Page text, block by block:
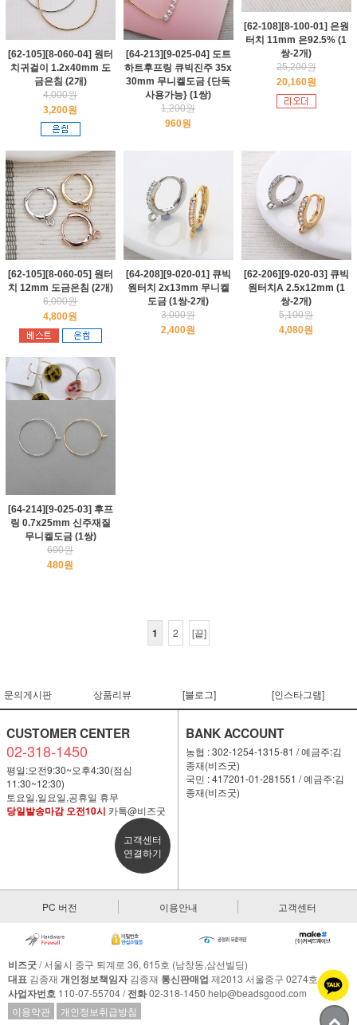
[62-105][8-060-04] 원터
치귀걸이 1.2x40mm 도
금은침 (2개)
4,000원
3,200원
[64-213][9-025-04] 도트
하트후프링 큐빅진주 35x
30mm 무니켈도금 {단독
사용가능} (1쌍)
1,200원
960원
[62-108][8-100-01] 은원
터치 11mm 은92.5% (1
쌍-2개)
25,200원
20,160원
[62-105][8-060-05] 원터
치 12mm 도금은침 (2개)
6,000원
4,800원
[64-208][9-020-01] 큐빅
원터치 2x13mm 무니켈
도금 (1쌍-2개)
3,000원
2,400원
[62-206][9-020-03] 큐빅
원터치A 2.5x12mm (1
쌍-2개)
5,100원
4,080원
[64-214][9-025-03] 후프
링 0.7x25mm 신주재질
무니켈도금 (1쌍)
600원
480원
1 2 [끝]
문의게시판 상품리뷰 [블로그] [인스타그램]
CUSTOMER CENTER
02-318-1450
평일:오전9:30~오후4:30(점심
11:30~12:30)
토요일,일요일,공휴일 휴무
당일발송마감 오전10시 카톡@비즈굿
고객센터
연결하기
BANK ACCOUNT
농협 : 302-1254-1315-81 / 예금주:김
종재(비즈굿)
국민 : 417201-01-281551 / 예금주:김
종재(비즈굿)
PC 버전 이용안내 고객센터
비즈굿/ 서울시 중구 퇴계로 36, 615호 (남창동,삼선빌딩)
대표 김종재 개인정보책임자김종재 통신판매업 제2013 서울중구 0274호
사업자번호 110-07-55704 /전화02-318-1450 help@beadsgood.com
이용약관
개인정보취급방침